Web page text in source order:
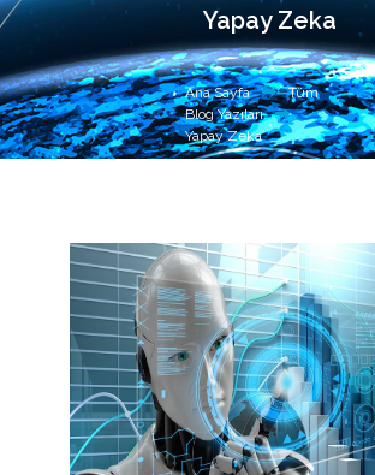
Yapay Zeka
Ana Sayfa
Tüm
Blog Yazıları
Yapay Zeka